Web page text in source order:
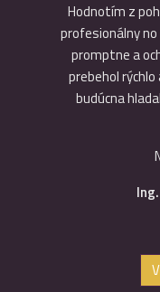
Hodnotím z
profesionálny
promptne a
prebehol
budúcna